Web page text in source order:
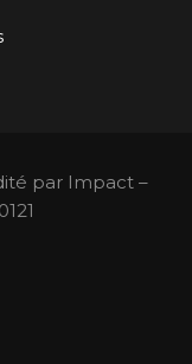
par Impact –